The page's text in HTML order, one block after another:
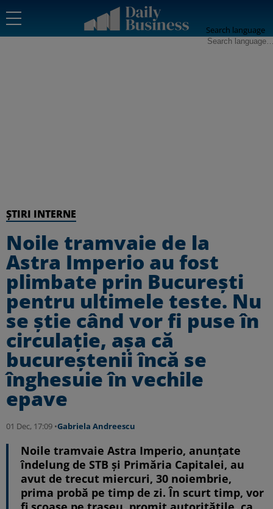
Search language
ȘTIRI INTERNE
Noile tramvaie de la
Astra Imperio au fost
plimbate prin București
pentru ultimele teste. Nu
se știe când vor fi puse în
circulație, așa că
bucureștenii încă se
înghesuie în vechile
epave
01 Dec, 17:09 •Gabriela Andreescu
Noile tramvaie Astra Imperio, anunțate
îndelung de STB și Primăria Capitalei, au
avut de trecut miercuri, 30 noiembrie,
prima probă pe timp de zi. În scurt timp, vor